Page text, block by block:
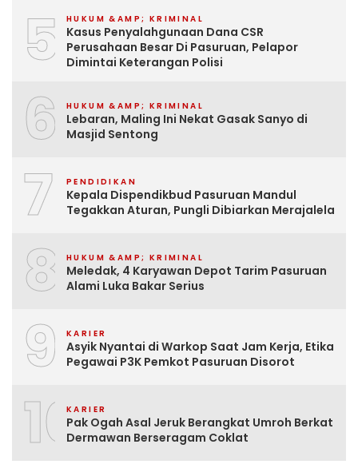
5 HUKUM &AMP; KRIMINAL
Kasus Penyalahgunaan Dana CSR
Perusahaan Besar Di Pasuruan, Pelapor
Dimintai Keterangan Polisi
6 HUKUM &AMP; KRIMINAL
Lebaran, Maling Ini Nekat Gasak Sanyo di
Masjid Sentong
7 PENDIDIKAN
Kepala Dispendikbud Pasuruan Mandul
Tegakkan Aturan, Pungli Dibiarkan Merajalela
8 HUKUM &AMP; KRIMINAL
Meledak, 4 Karyawan Depot Tarim Pasuruan
Alami Luka Bakar Serius
9 KARIER
Asyik Nyantai di Warkop Saat Jam Kerja, Etika
Pegawai P3K Pemkot Pasuruan Disorot
10KARIER
Pak Ogah Asal Jeruk Berangkat Umroh Berkat
Dermawan Berseragam Coklat